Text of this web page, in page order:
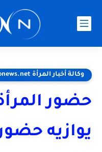
وكالة أخبار المرأة www.wonews.net info@wonews.net
حضور
يوازيه